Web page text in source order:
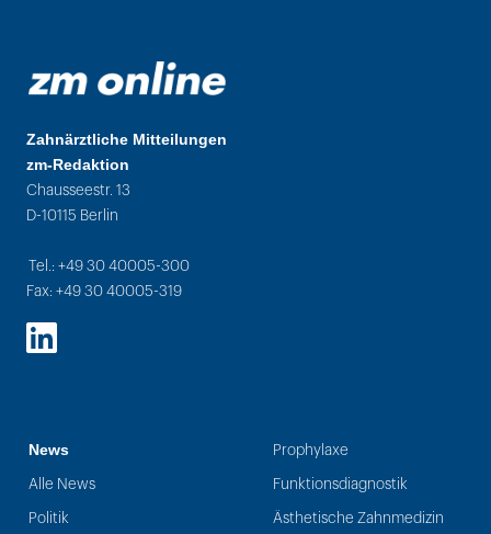
Zahnärztliche Mitteilungen
zm-Redaktion
Chausseestr. 13
D-10115 Berlin
Tel.: +49 30 40005-300
Fax: +49 30 40005-319
LinkedIn
News
Alle News
Politik
Prophylaxe
Funktionsdiagnostik
Ästhetische Zahnmedizin